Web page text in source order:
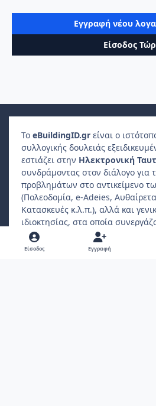
Εγγραφή νέου
Είσοδος
Το eBuildingID.gr είναι ο
συλλογικής δουλειάς
εστιάζει στην Ηλεκτρονική
συνδράμοντας στον διάλογο για
προβλημάτων στο αντικείμενο
(Πολεοδομία, e-Adeies,
Κατασκευές κ.λ.π.), αλλά και
ιδιοκτησίας, στα οποία
επαγγελματικές ενώσεις, όπως
Δικηγόροι
Συμβολαιογράφοι
Είσοδος Εγγραφή